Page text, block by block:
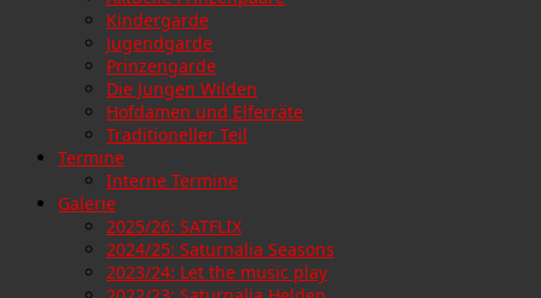
Kindergarde
Jugendgarde
Prinzengarde
Die Jungen Wilden
Hofdamen und Elferräte
Traditioneller Teil
Termine
Interne Termine
Galerie
2025/26: SATFLIX
2024/25: Saturnalia Seasons
2023/24: Let the music play